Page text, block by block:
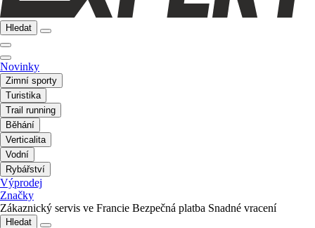
Hledat
Novinky
Zimní sporty
Turistika
Trail running
Běhání
Verticalita
Vodní
Rybářství
Výprodej
Značky
Zákaznický servis ve Francie Bezpečná platba Snadné vracení
Hledat